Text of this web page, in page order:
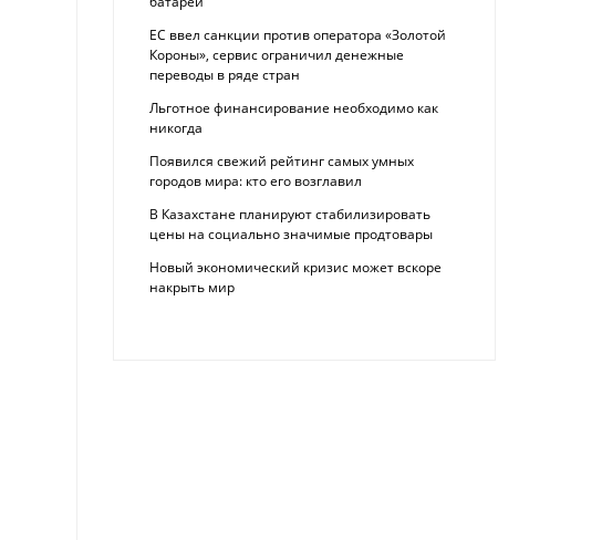
ЕС ввел санкции против оператора «Золотой
Короны», сервис ограничил денежные
переводы в ряде стран
Льготное финансирование необходимо как
никогда
Появился свежий рейтинг самых умных
городов мира: кто его возглавил
В Казахстане планируют стабилизировать
цены на социально значимые продтовары
Новый экономический кризис может вскоре
накрыть мир